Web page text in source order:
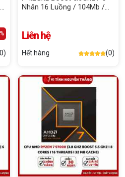
Nhân 16 Luồng / 104Mb /
Liên hệ
Hết hàng (0)